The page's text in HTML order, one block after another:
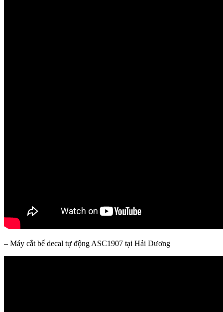
– Máy cắt bế decal tự động ASC1907 tại Hải Dương